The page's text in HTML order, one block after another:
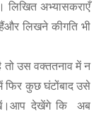
लिखित अभ्यासकराएँ
और लिखने कीगति भी
तो उस वक्ततनाव में न
फिर कुछ घंटोंबाद उसे
आप देखेंगे कि
अब